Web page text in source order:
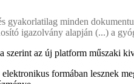
gyakorlatilag minden
igazolvány alapján (...) a
szerint az új platform műszaki
formában lesznek